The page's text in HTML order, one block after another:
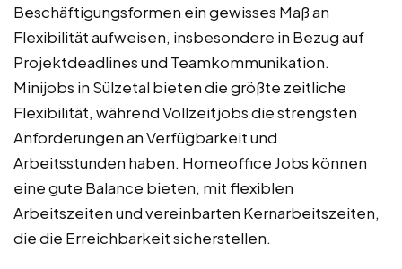
Beschäftigungsformen ein gewisses Maß an
Flexibilität aufweisen, insbesondere in Bezug auf
Projektdeadlines und Teamkommunikation.
Minijobs in Sülzetal bieten die größte zeitliche
Flexibilität, während Vollzeitjobs die strengsten
Anforderungen an Verfügbarkeit und
Arbeitsstunden haben. Homeoffice Jobs können
eine gute Balance bieten, mit flexiblen
Arbeitszeiten und vereinbarten Kernarbeitszeiten,
die die Erreichbarkeit sicherstellen.